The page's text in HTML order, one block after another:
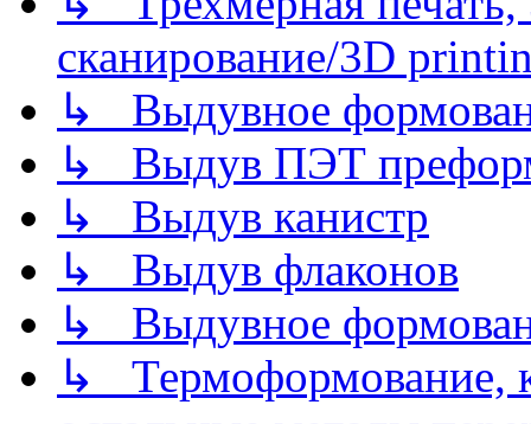
сканирование/3D
↳ Выдувное
↳ Выдув ПЭТ
↳ Выдув канистр
↳ Выдув флаконов
↳ Выдувное
↳ Термоформование,